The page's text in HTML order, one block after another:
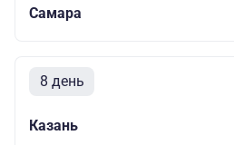
Самара
8 день
Казань